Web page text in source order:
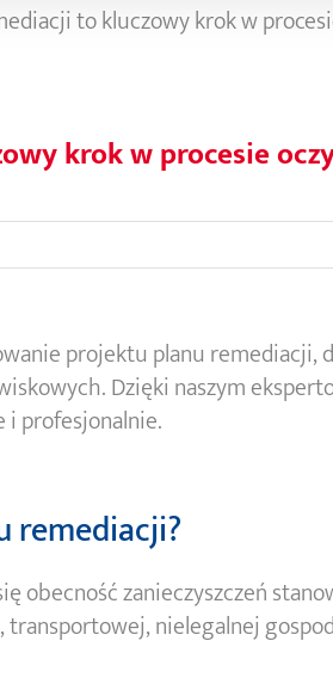
to kluczowy krok w
krok w procesie
projektu planu remediacji,
Dzięki naszym
i profesjonalnie.
remediacji?
obecność zanieczyszczeń
nielegalnej